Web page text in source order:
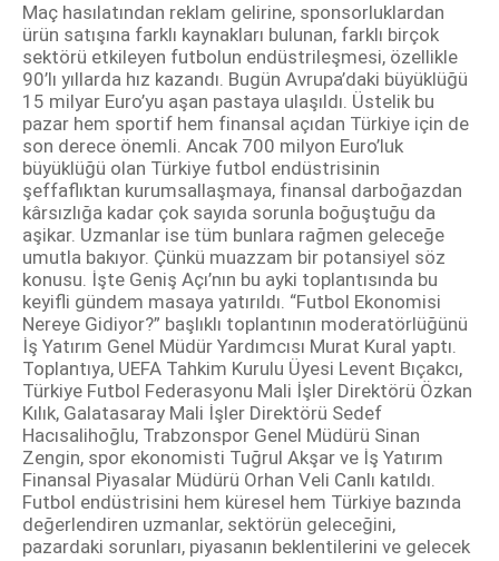
Maç hasılatından reklam gelirine, sponsorluklardan
ürün satışına farklı kaynakları bulunan, farklı birçok
sektörü etkileyen futbolun endüstrileşmesi, özellikle
90’lı yıllarda hız kazandı. Bugün Avrupa’daki büyüklüğü
15 milyar Euro’yu aşan pastaya ulaşıldı. Üstelik bu
pazar hem sportif hem finansal açıdan Türkiye için de
son derece önemli. Ancak 700 milyon Euro’luk
büyüklüğü olan Türkiye futbol endüstrisinin
şeffaflıktan kurumsallaşmaya, finansal darboğazdan
kârsızlığa kadar çok sayıda sorunla boğuştuğu da
aşikar. Uzmanlar ise tüm bunlara rağmen geleceğe
umutla bakıyor. Çünkü muazzam bir potansiyel söz
konusu. İşte Geniş Açı’nın bu ayki toplantısında bu
keyifli gündem masaya yatırıldı. “Futbol Ekonomisi
Nereye Gidiyor?” başlıklı toplantının moderatörlüğünü
İş Yatırım Genel Müdür Yardımcısı Murat Kural yaptı.
Toplantıya, UEFA Tahkim Kurulu Üyesi Levent Bıçakcı,
Türkiye Futbol Federasyonu Mali İşler Direktörü Özkan
Kılık, Galatasaray Mali İşler Direktörü Sedef
Hacısalihoğlu, Trabzonspor Genel Müdürü Sinan
Zengin, spor ekonomisti Tuğrul Akşar ve İş Yatırım
Finansal Piyasalar Müdürü Orhan Veli Canlı katıldı.
Futbol endüstrisini hem küresel hem Türkiye bazında
değerlendiren uzmanlar, sektörün geleceğini,
pazardaki sorunları, piyasanın beklentilerini ve gelecek